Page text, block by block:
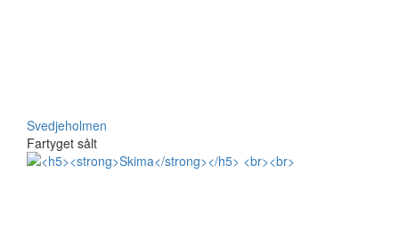
Svedjeholmen
Fartyget sålt